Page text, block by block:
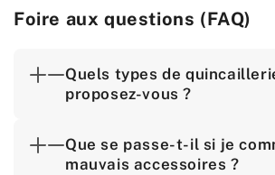
Foire aux questions (FAQ)
Quels types de
proposez-vous ?
Que se passe-t-il si je
mauvais accessoires ?